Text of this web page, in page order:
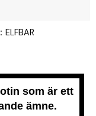
ELFBAR
som är ett
ämne.